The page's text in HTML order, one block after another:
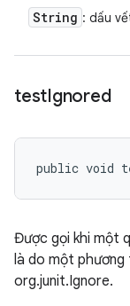
String : dấu
testIgnored
public void
Được gọi khi một
là do một
org.junit.Ignore.